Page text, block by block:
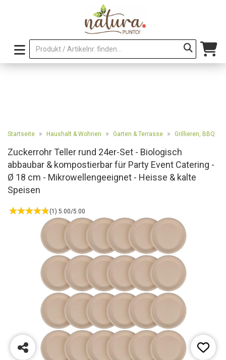
Startseite » Haushalt & Wohnen » Garten & Terrasse » Grillieren, BBQ
Zuckerrohr Teller rund 24er-Set - Biologisch
abbaubar & kompostierbar für Party Event Catering -
Ø 18 cm - Mikrowellengeeignet - Heisse & kalte
Speisen
(1) 5.00/5.00